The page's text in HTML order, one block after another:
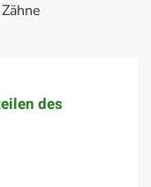
Zähne
des